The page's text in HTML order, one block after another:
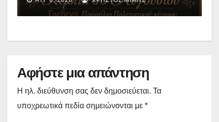
«Μικρές Ανάσες».
Αφήστε μια απάντηση
Η ηλ. διεύθυνση σας δεν δημοσιεύεται. Τα
υποχρεωτικά πεδία σημειώνονται με *